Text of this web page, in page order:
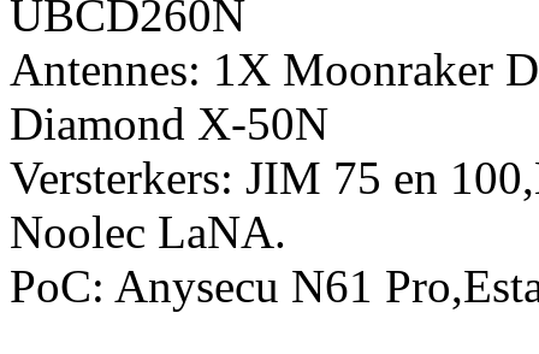
UBCD260N
Antennes: 1X Moonraker
Diamond X-50N
Versterkers: JIM 75 en
Noolec LaNA.
PoC: Anysecu N61